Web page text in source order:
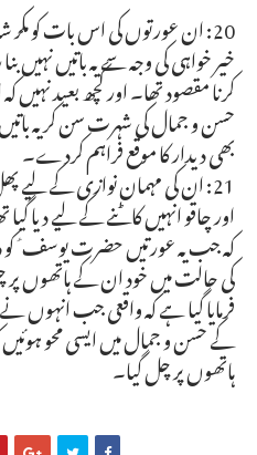
20: ان عورتوں کی اس بات کو
خیر خواہی کی وجہ سے یہ باتیں نہیں
کرنا مقصود تھا۔ اور کچھ بعید
حسن و جمال کی شہرت سن کر یہ
بھی دیدار کا موقع فراہم کردے۔
21: ان کی مہمان نوازی کے لیے
اور چاقو انہیں کاٹنے کے لیے دیا گیا
کہ جب یہ عورتیں حضرت یوسف ؑ کو
کی حالت میں خود ان کے ہاتھوں
فرمایا گیا ہے کہ واقعی جب
کے حسن و جمال میں ایسی محو
ہاتھوں پر چل گیا۔